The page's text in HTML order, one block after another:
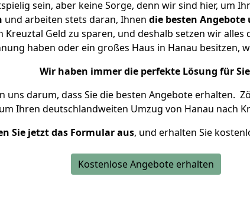
sein, aber keine Sorge, denn wir sind hier, um
und arbeiten stets daran, Ihnen die besten Angebote
Geld zu sparen, und deshalb setzen wir alles
haben oder ein großes Haus in Hanau besitzen,
Wir haben immer die perfekte Lösung für
uns darum, dass Sie die besten Angebote erhalten.
Ihren deutschlandweiten Umzug von Hanau nach
Sie jetzt das Formular aus, und erhalten Sie
Kostenlose Angebote erhalten